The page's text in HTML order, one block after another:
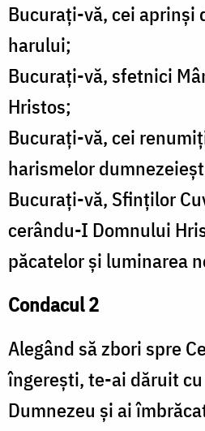
Bucurați-vă, cei aprinși
harului;
Bucurați-vă, sfetnici
Hristos;
Bucurați-vă, cei
harismelor
Bucurați-vă, Sfinților
cerându-I Domnului
păcatelor și luminarea
Condacul 2
Alegând să zbori spre
îngerești, te-ai dăruit
Dumnezeu și ai